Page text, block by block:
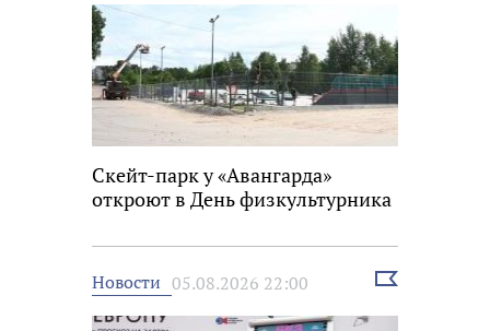
Скейт-парк у «Авангарда»
откроют в День физкультурника
Новости 05.08.2026 22:00
Выбрать